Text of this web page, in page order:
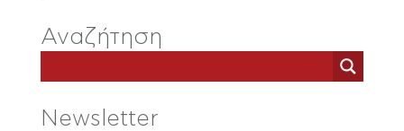
Αναζήτηση
Newsletter